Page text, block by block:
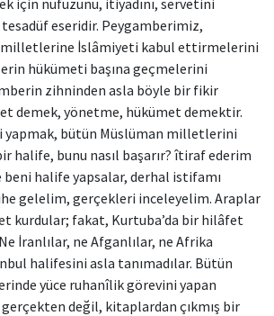
için nüfuzunu, itiyadını, servetini
tesadüf eseridir. Peygamberimiz,
İslâmiyeti kabul ettirmelerini
hükümeti başına geçmelerini
zihninden asla böyle bir fikir
demek, yönetme, hükümet demektir.
yapmak, bütün Müslüman milletlerini
halife, bunu nasıl başarır? îtiraf ederim
halife yapsalar, derhal istifamı
gelelim, gerçekleri inceleyelim. Araplar
kurdular; fakat, Kurtuba’da bir hilâfet
İranlılar, ne Afganlılar, ne Afrika
halifesini asla tanımadılar. Bütün
yüce ruhanîlik görevini yapan
değil, kitaplardan çıkmış bir